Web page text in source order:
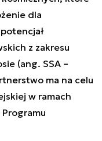
dla
z zakresu
(ang. SSA –
ma na celu
w ramach